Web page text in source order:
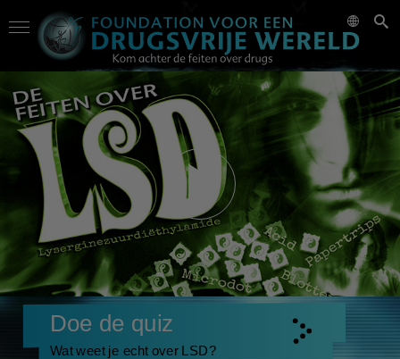
Doe de quiz
Wat weet je echt over LSD?